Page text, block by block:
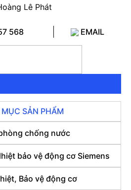
568 EMAIL
SẢN PHẨM
chống nước
bảo vệ động cơ Siemens
Bảo vệ động cơ